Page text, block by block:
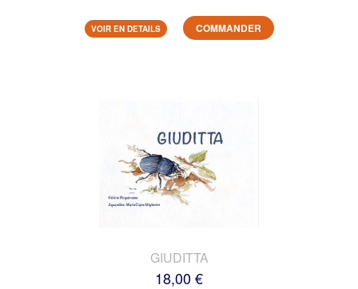
VOIR EN DETAILS COMMANDER
GIUDITTA
18,00 €